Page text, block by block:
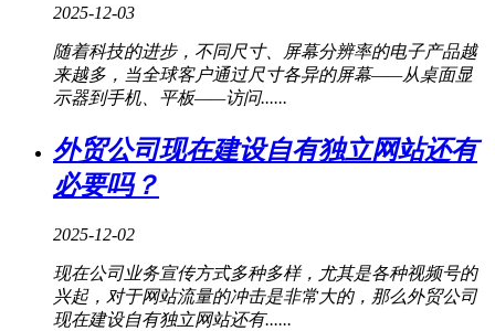
2025-12-03
随着科技的进步，不同尺寸、屏幕分辨率的电子产品越
来越多，当全球客户通过尺寸各异的屏幕——从桌面显
示器到手机、平板——访问......
外贸公司现在建设自有独立网站还有
必要吗？
2025-12-02
现在公司业务宣传方式多种多样，尤其是各种视频号的
兴起，对于网站流量的冲击是非常大的，那么外贸公司
现在建设自有独立网站还有......